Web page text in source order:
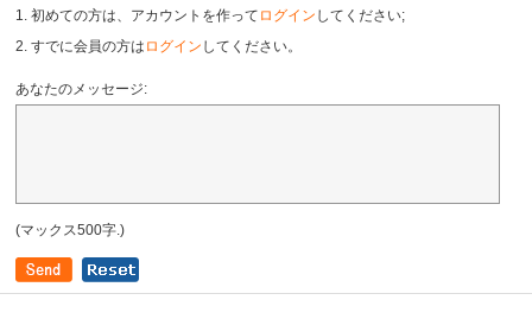
1. 初めての方は、アカウントを作って ログイン してください;
2. すでに会員の方は ログイン してください。
あなたのメッセージ:
(マックス500字.)